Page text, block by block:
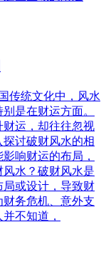
传统文化中，风水
是在财运方面。
运，却往往忽视
讨破财风水的相
响财运的布局，
水？破财风水是
或设计，导致财
务危机、意外支
不知道，